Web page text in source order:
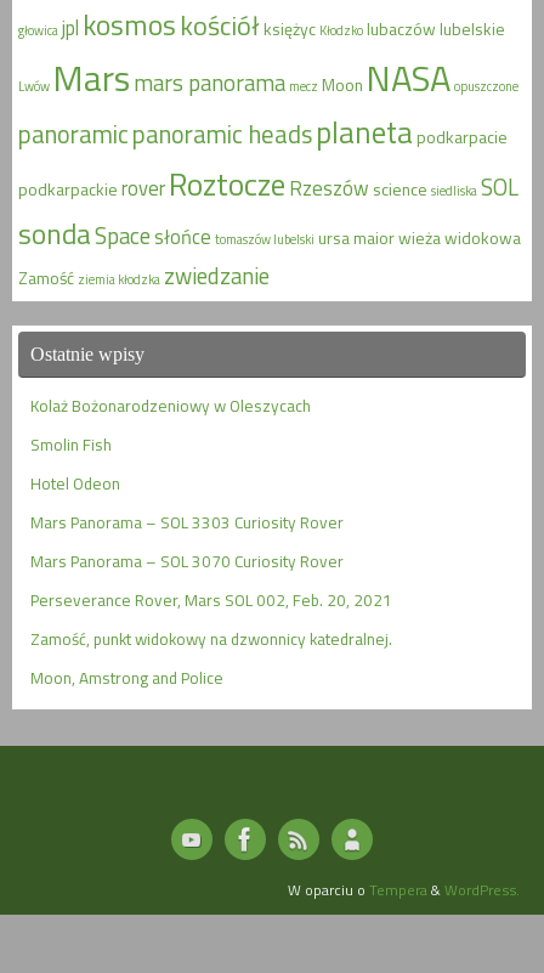
głowicajpl kosmoskościółksiężyc Kłodzkolubaczówlubelskie
Lwów Marsmars panorama mecz Moon NASAopuszczone
panoramicpanoramic headsplanetapodkarpacie
podkarpackierover Roztocze Rzeszów science siedliskaSOL
sondaSpacesłońce tomaszów lubelski ursa maiorwieża widokowa
Zamość ziemia kłodzka zwiedzanie
Ostatnie wpisy
Kolaż Bożonarodzeniowy w Oleszycach
Smolin Fish
Hotel Odeon
Mars Panorama – SOL 3303 Curiosity Rover
Mars Panorama – SOL 3070 Curiosity Rover
Perseverance Rover, Mars SOL 002, Feb. 20, 2021
Zamość, punkt widokowy na dzwonnicy katedralnej.
Moon, Amstrong and Police
W oparciu o Tempera&WordPress.